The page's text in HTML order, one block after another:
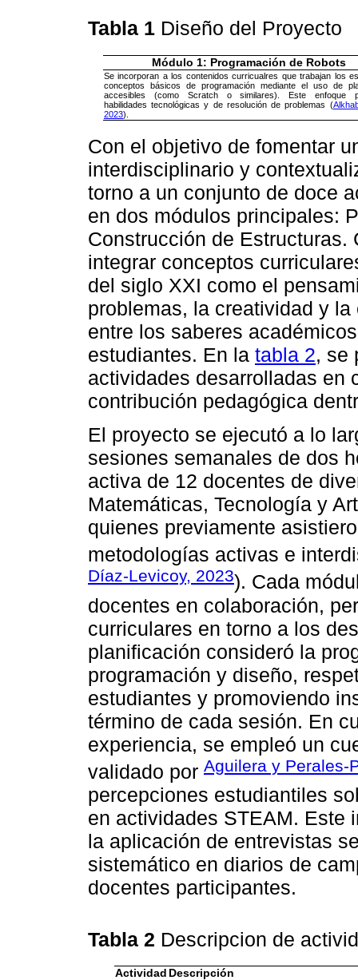
Tabla 1 Diseño del Proyecto
Módulo 1: Programación de Robots
Se incorporan a los contenidos curricualres que trabajan los
conceptos básicos de programación mediante el uso de
accesibles (como Scratch o similares). Este enfoque
habilidades tecnológicas y de resolución de problemas (
2023).
Con el objetivo de fomentar
interdisciplinario y
torno a un conjunto de doce
en dos módulos principales:
Construcción de
integrar conceptos
del siglo XXI como el
problemas, la creatividad y
entre los saberes
estudiantes. En la tabla 2, se
actividades desarrolladas en
contribución pedagógica
El proyecto se ejecutó a lo
sesiones semanales de dos
activa de 12 docentes de
Matemáticas, Tecnología y
quienes previamente
metodologías activas e
Díaz-Levicoy, 2023). Cada
docentes en colaboración,
curriculares en torno a los
planificación consideró la
programación y diseño,
estudiantes y promoviendo
término de cada sesión. En
experiencia, se empleó un
validado por Aguilera y Perales-
percepciones estudiantiles
en actividades STEAM. Este
la aplicación de entrevistas
sistemático en diarios de
docentes participantes.
Tabla 2 Descripcion de
Actividad Descripción